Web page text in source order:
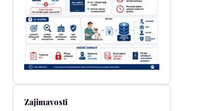
Zajimavosti